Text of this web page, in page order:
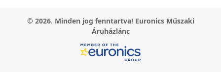
© 2026. Minden jog fenntartva! Euronics Műszaki
Áruházlánc